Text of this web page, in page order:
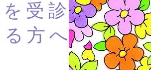
受診
る方へ